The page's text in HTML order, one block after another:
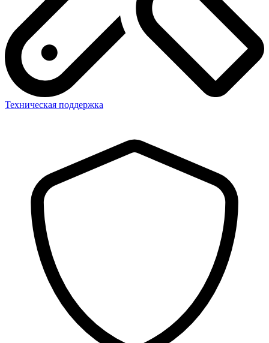
Техническая поддержка